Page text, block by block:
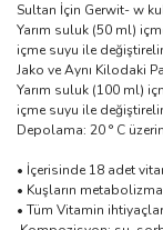
Sultan İçin Gerwit- w
Yarım suluk (50 ml)
içme suyu ile
Jako ve Aynı Kilodaki
Yarım suluk (100 ml)
içme suyu ile
Depolama: 20 ° C
• İçerisinde 18 adet
• Kuşların
• Tüm Vitamin